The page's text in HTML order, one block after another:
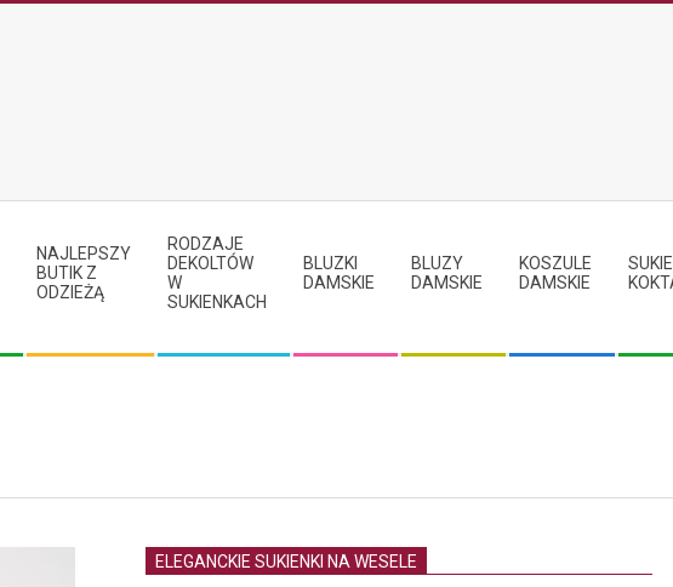
NAJLEPSZY
BUTIK Z
ODZIEŻĄ
RODZAJE
DEKOLTÓW
W
SUKIENKACH
BLUZKI
DAMSKIE
BLUZY
DAMSKIE
KOSZULE
DAMSKIE
ELEGANCKIE SUKIENKI NA WESELE